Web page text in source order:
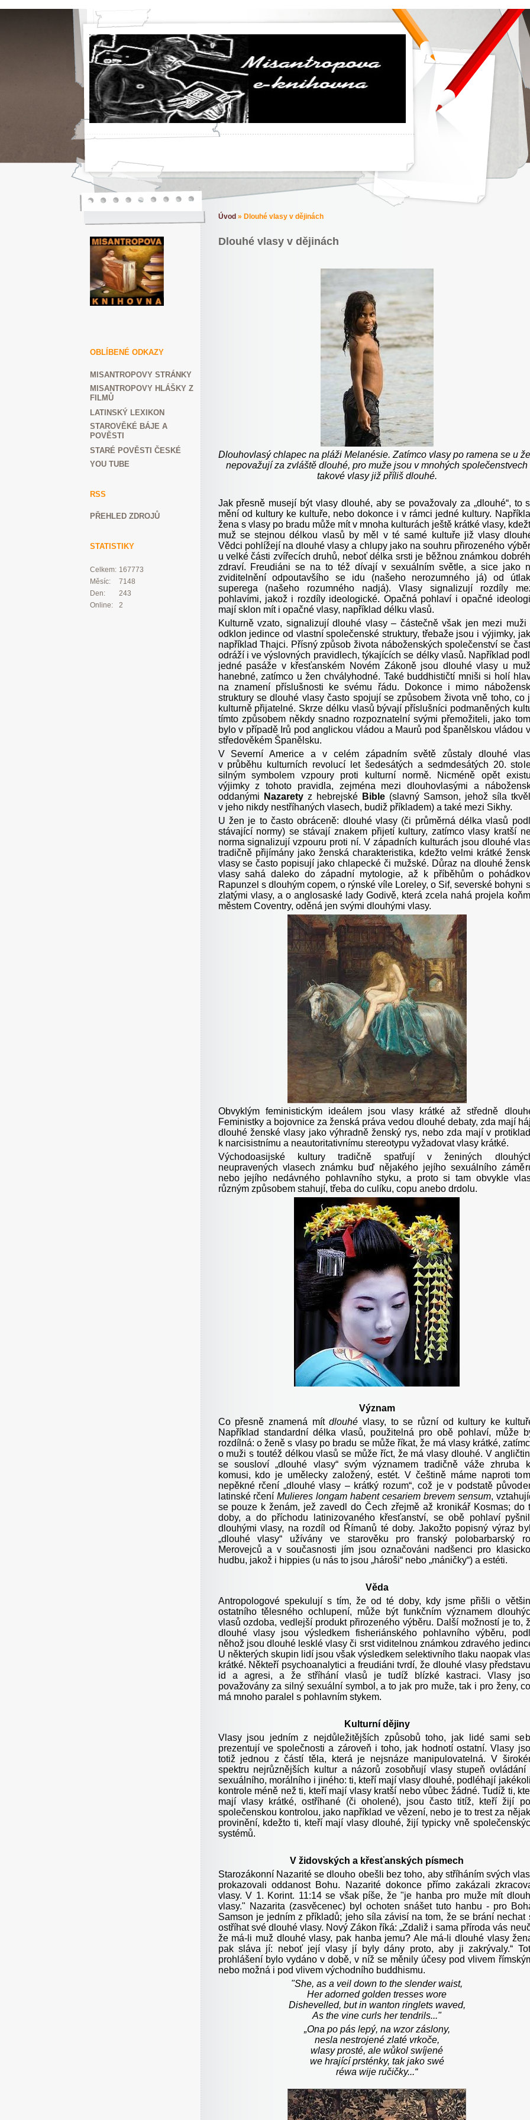
OBLÍBENÉ ODKAZY
MISANTROPOVY STRÁNKY
MISANTROPOVY HLÁŠKY Z
FILMŮ
LATINSKÝ LEXIKON
STAROVĚKÉ BÁJE A
POVĚSTI
STARÉ POVĚSTI ČESKÉ
YOU TUBE
RSS
PŘEHLED ZDROJŮ
STATISTIKY
Online: 2
Celkem: 167773
Měsíc:
7148
Den:
243
Úvod » Dlouhé vlasy v dějinách
Dlouhé vlasy v dějinách
Dlouhovlasý chlapec na pláži Melanésie. Zatímco vlasy po ramena se u
nepovažují za zvláště dlouhé, pro muže jsou v mnohých společenstvech
takové vlasy již příliš dlouhé.
Jak přesně musejí být vlasy dlouhé, aby se považovaly za „dlouhé“, to
mění od kultury ke kultuře, nebo dokonce i v rámci jedné kultury.
žena s vlasy po bradu může mít v mnoha kulturách ještě krátké vlasy,
muž se stejnou délkou vlasů by měl v té samé kultuře již vlasy
Vědci pohlížejí na dlouhé vlasy a chlupy jako na souhru přirozeného
u velké části zvířecích druhů, neboť délka srsti je běžnou známkou
zdraví. Freudiáni se na to též dívají v sexuálním světle, a sice jako
zviditelnění odpoutavšího se idu (našeho nerozumného já) od
superega (našeho rozumného nadjá). Vlasy signalizují rozdíly
pohlavími, jakož i rozdíly ideologické. Opačná pohlaví i opačné
mají sklon mít i opačné vlasy, například délku vlasů.
Kulturně vzato, signalizují dlouhé vlasy – částečně však jen mezi muži
odklon jedince od vlastní společenské struktury, třebaže jsou i výjimky,
například Thajci. Přísný způsob života náboženských společenství se
odráží i ve výslovných pravidlech, týkajících se délky vlasů. Například
jedné pasáže v křesťanském Novém Zákoně jsou dlouhé vlasy u
hanebné, zatímco u žen chvályhodné. Také buddhističtí mniši si holí
na znamení příslušnosti ke svému řádu. Dokonce i mimo
struktury se dlouhé vlasy často spojují se způsobem života vně toho, co
kulturně přijatelné. Skrze délku vlasů bývají příslušníci podmaněných
tímto způsobem někdy snadno rozpoznatelní svými přemožiteli, jako
bylo v případě Irů pod anglickou vládou a Maurů pod španělskou vládou
středověkém Španělsku.
V Severní Americe a v celém západním světě zůstaly dlouhé
v průběhu kulturních revolucí let šedesátých a sedmdesátých 20.
silným symbolem vzpoury proti kulturní normě. Nicméně opět
výjimky z tohoto pravidla, zejména mezi dlouhovlasými a
oddanými
Nazaretyz hebrejské Bible(slavný Samson, jehož síla
v jeho nikdy nestříhaných vlasech, budiž příkladem) a také mezi Sikhy.
U žen je to často obráceně: dlouhé vlasy (či průměrná délka vlasů
stávající normy) se stávají znakem přijetí kultury, zatímco vlasy kratší
norma signalizují vzpouru proti ní. V západních kulturách jsou dlouhé
tradičně přijímány jako ženská charakteristika, kdežto velmi krátké
vlasy se často popisují jako chlapecké či mužské. Důraz na dlouhé
vlasy sahá daleko do západní mytologie, až k příběhům o
Rapunzel s dlouhým copem, o rýnské víle Loreley, o Sif, severské bohyni
zlatými vlasy, a o anglosaské lady Godivě, která zcela nahá projela
městem Coventry, oděná jen svými dlouhými vlasy.
Obvyklým feministickým ideálem jsou vlasy krátké až středně
Feministky a bojovnice za ženská práva vedou dlouhé debaty, zda mají
dlouhé ženské vlasy jako výhradně ženský rys, nebo zda mají v
k narcisistnímu a neautoritativnímu stereotypu vyžadovat vlasy krátké.
Východoasijské kultury tradičně spatřují v ženiných
neupravených vlasech známku buď nějakého jejího sexuálního
nebo jejího nedávného pohlavního styku, a proto si tam obvykle
různým způsobem stahují, třeba do culíku, copu anebo drdolu.
Význam
Co přesně znamená mítdlouhé vlasy, to se různí od kultury ke
Například standardní délka vlasů, použitelná pro obě pohlaví, může
rozdílná: o ženě s vlasy po bradu se může říkat, že má vlasy krátké,
o muži s toutéž délkou vlasů se může říct, že má vlasy dlouhé. V
se sousloví „dlouhé vlasy“ svým významem tradičně váže zhruba
komusi, kdo je umělecky založený, estét. V češtině máme naproti
nepěkné rčení „dlouhé vlasy – krátký rozum“, což je v podstatě
latinské rčeníMulieres longam habent cesariem brevem sensum,
se pouze k ženám, jež zavedl do Čech zřejmě až kronikář Kosmas; do
doby, a do příchodu latinizovaného křesťanství, se obě pohlaví
dlouhými vlasy, na rozdíl od Římanů té doby. Jakožto popisný výraz
„dlouhé vlasy“ užívány ve starověku pro franský polobarbarský
Merovejců a v současnosti jím jsou označováni nadšenci pro
hudbu, jakož i hippies (u nás to jsou „hároši“ nebo „máničky“) a estéti.
Věda
Antropologové spekulují s tím, že od té doby, kdy jsme přišli o
ostatního tělesného ochlupení, může být funkčním významem
vlasů ozdoba, vedlejší produkt přirozeného výběru. Další možností je to,
dlouhé vlasy jsou výsledkem fisheriánského pohlavního výběru,
něhož jsou dlouhé lesklé vlasy či srst viditelnou známkou zdravého
U některých skupin lidí jsou však výsledkem selektivního tlaku naopak
krátké. Někteří psychoanalytici a freudiáni tvrdí, že dlouhé vlasy
id a agresi, a že stříhání vlasů je tudíž blízké kastraci. Vlasy
považovány za silný sexuální symbol, a to jak pro muže, tak i pro ženy,
má mnoho paralel s pohlavním stykem.
Kulturní dějiny
Vlasy jsou jedním z nejdůležitějších způsobů toho, jak lidé sami
prezentují ve společnosti a zároveň i toho, jak hodnotí ostatní. Vlasy
totiž jednou z částí těla, která je nejsnáze manipulovatelná. V
spektru nejrůznějších kultur a názorů zosobňují vlasy stupeň ovládání
sexuálního, morálního i jiného: ti, kteří mají vlasy dlouhé, podléhají
kontrole méně než ti, kteří mají vlasy kratší nebo vůbec žádné. Tudíž ti,
mají vlasy krátké, ostříhané (či oholené), jsou často titíž, kteří žijí
společenskou kontrolou, jako například ve vězení, nebo je to trest za
provinění, kdežto ti, kteří mají vlasy dlouhé, žijí typicky vně
systémů.
V židovských a křesťanských písmech
Starozákonní Nazarité se dlouho obešli bez toho, aby stříháním svých
prokazovali oddanost Bohu. Nazarité dokonce přímo zakázali
vlasy. V 1. Korint. 11:14 se však píše, že "je hanba pro muže mít
vlasy." Nazarita (zasvěcenec) byl ochoten snášet tuto hanbu - pro
Samson je jedním z příkladů; jeho síla závisí na tom, že se brání nechat
ostříhat své dlouhé vlasy. Nový Zákon říká: „Zdaliž i sama příroda vás
že má-li muž dlouhé vlasy, pak hanba jemu? Ale má-li dlouhé vlasy
pak sláva jí: neboť její vlasy jí byly dány proto, aby ji zakrývaly.“
prohlášení bylo vydáno v době, v níž se měnily účesy pod vlivem
nebo možná i pod vlivem východního buddhismu.
"She, as a veil down to the slender waist,
Her adorned golden tresses wore
Dishevelled, but in wanton ringlets waved,
As the vine curls her tendrils..."
„Ona po pás lepý, na wzor záslony,
nesla nestrojené zlaté vrkoče,
wlasy prosté, ale wůkol swíjené
we hrající prsténky, tak jako swé
réwa wije ručičky...“